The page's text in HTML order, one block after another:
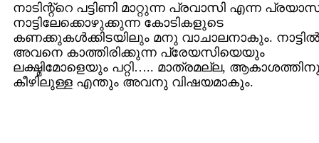
നാടിന്റ്റെ പട്ടിണി മാറ്റുന്ന പ്രവാസി എന്ന
നാട്ടിലേക്കൊഴുക്കുന്ന കോടികളുടെ
കണക്കുകള്‍ക്കിടയിലും മനു വാചാലനാകും. നാട്ടില്‍
അവനെ കാത്തിരിക്കുന്ന പ്രേയസിയെയും
ലക്ഷ്മിമോളെയും പറ്റി….. മാത്രമല്ല,
കീഴിലുള്ള എന്തും അവനു വിഷയമാകും.